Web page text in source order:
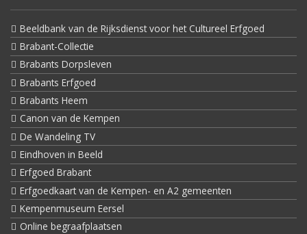
Beeldbank van de Rijksdienst voor het Cultureel Erfgoed
Brabant-Collectie
Brabants Dorpsleven
Brabants Erfgoed
Brabants Heem
Canon van de Kempen
De Wandeling TV
Eindhoven in Beeld
Erfgoed Brabant
Erfgoedkaart van de Kempen- en A2 gemeenten
Kempenmuseum Eersel
Online begraafplaatsen